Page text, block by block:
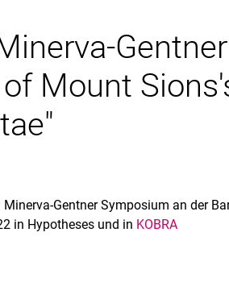
Gentner
Mount
Minerva-Gentner Symposium an der
in Hypotheses und in KOBRA